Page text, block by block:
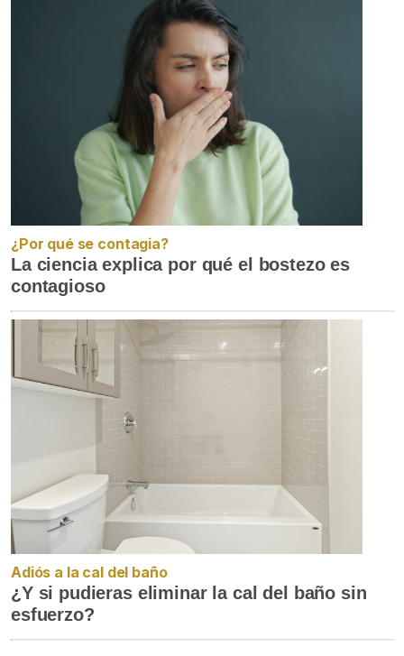
¿Por qué se contagia?
La ciencia explica por qué el bostezo es
contagioso
Adiós a la cal del baño
¿Y si pudieras eliminar la cal del baño sin
esfuerzo?